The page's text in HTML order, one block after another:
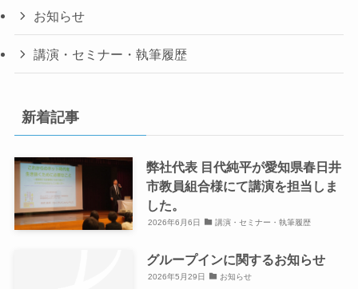
お知らせ
講演・セミナー・執筆履歴
新着記事
弊社代表 目代純平が愛知県春日井
市教員組合様にて講演を担当しま
した。
2026年6月6日 講演・セミナー・執筆履歴
グループインに関するお知らせ
2026年5月29日 お知らせ